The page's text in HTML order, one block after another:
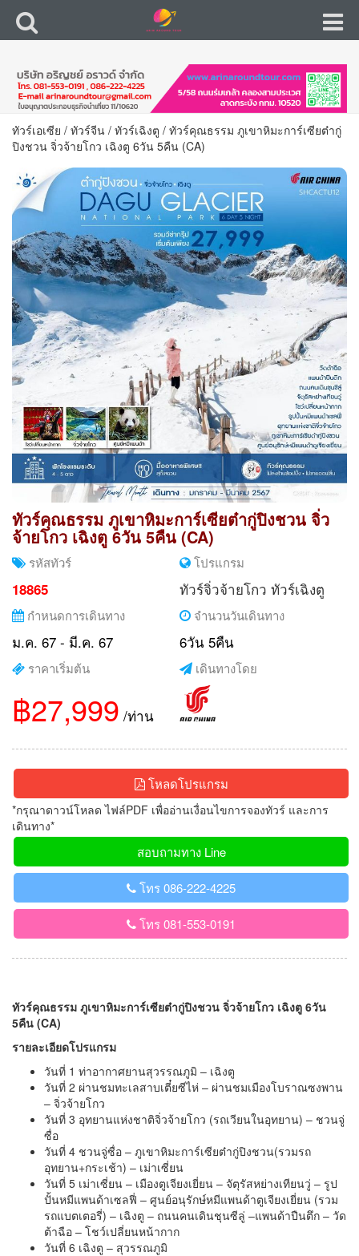
ทัวร์เอเซีย / ทัวร์จีน / ทัวร์เฉิงตู / ทัวร์คุณธรรม ภูเขาหิมะการ์เซียต๋ากู่
ปิงชวน จิ่วจ้ายโกว เฉิงตู 6วัน 5คืน (CA)
ทัวร์คุณธรรม ภูเขาหิมะการ์เซียต๋ากู่ปิงชวน จิ่ว
จ้ายโกว เฉิงตู 6วัน 5คืน (CA)
รหัสทัวร์
18865
โปรแกรม
ทัวร์จิ่วจ้ายโกว ทัวร์เฉิงตู
กำหนดการเดินทาง
ม.ค. 67 - มี.ค. 67
จำนวนวันเดินทาง
6วัน 5คืน
ราคาเริ่มต้น
฿27,999 /ท่าน
เดินทางโดย
โหลดโปรแกรม
*กรุณาดาวน์โหลด ไฟล์PDF เพื่ออ่านเงื่อนไขการจองทัวร์ และการ
เดินทาง*
สอบถามทาง Line
โทร 086-222-4225
โทร 081-553-0191
ทัวร์คุณธรรม ภูเขาหิมะการ์เซียต๋ากู่ปิงชวน จิ่วจ้ายโกว เฉิงตู 6วัน
5คืน (CA)
รายละเอียดโปรแกรม
วันที่ 1 ท่าอากาศยานสุวรรณภูมิ – เฉิงตู
วันที่ 2 ผ่านชมทะเลสาบเตี๋ยซีไห่ – ผ่านชมเมืองโบราณซงพาน
– จิ่วจ้ายโกว
วันที่ 3 อุทยานแห่งชาติจิ่วจ้ายโกว (รถเวียนในอุทยาน) – ชวนจู่
ซื่อ
วันที่ 4 ชวนจู่ซื่อ – ภูเขาหิมะการ์เซียต๋ากู่ปิงชวน(รวมรถ
อุทยาน+กระเช้า) – เม่าเซี่ยน
วันที่ 5 เม่าเซี่ยน – เมืองตูเจียงเยี่ยน – จัตุรัสหย่างเทียนวู่ – รูป
ปั้นหมีแพนด้าเซลฟี่ – ศูนย์อนุรักษ์หมีแพนด้าตูเจียงเยี่ยน (รวม
รถแบตเตอรี่) – เฉิงตู – ถนนคนเดินชุนซีลู่ –แพนด้าปืนตึก – วัด
ต้าฉือ – โชว์เปลี่ยนหน้ากาก
วันที่ 6 เฉิงตู – สุวรรณภูมิ